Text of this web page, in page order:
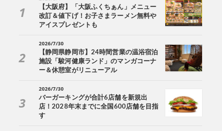
【大阪府】「大阪ふくちぁん」メニュー
改訂＆値下げ！お子さまラーメン無料や
アイスプレゼントも
2026/7/30
【静岡県静岡市】24時間営業の温浴宿泊
施設「駿河健康ランド」のマンガコーナ
ー＆休憩室がリニューアル
2026/7/30
バーガーキングが合計6店舗を新規出
店！2028年末までに全国600店舗を目指
す